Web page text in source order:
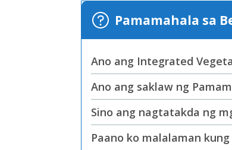
Pamamahala sa
Ano ang Integrated
Ano ang saklaw ng
Sino ang nagtatakda ng
Paano ko malalaman